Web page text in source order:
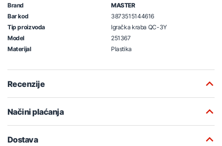
Brand
MASTER
Bar kod
3873515144616
Tip proizvoda
Igračka kraba QC-3Y
Model
251367
Materijal
Plastika
Recenzije
Načini plaćanja
Dostava